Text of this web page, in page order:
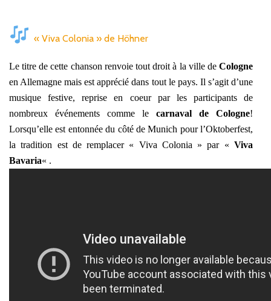
« Viva Colonia » de Höhner
Le titre de cette chanson renvoie tout droit à la ville de Cologne
en Allemagne mais est apprécié dans tout le pays. Il s’agit d’une
musique festive, reprise en coeur par les participants de
nombreux événements comme le carnaval de Cologne!
Lorsqu’elle est entonnée du côté de Munich pour l’Oktoberfest,
la tradition est de remplacer « Viva Colonia » par « Viva
Bavaria« .